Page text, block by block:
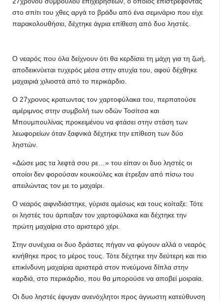
στο σπίτι του χθες αργά το βράδυ από ένα σεμινάριο που είχε
παρακολουθήσει, δέχτηκε άγρια επίθεση από δυο ληστές.
Ο νεαρός που όλα δείχνουν ότι θα κερδίσει τη μάχη για τη ζωή,
αποδεικνύεται τυχερός μέσα στην ατυχία του, αφού δέχθηκε
μαχαιριά χιλιοστά από το περικάρδιο.
Ο 27χρονος κρατωντας τον χαρτοφύλακα του, περπατούσε
αμέριμνος στην συμβολή των οδών Τοσίτσα και
Μπουμπουλίνας προκειμένου να φτάσει στην στάση των
λεωφορείων όταν ξαφνικά δέχτηκε την επίθεση των δύο
ληστών.
«Δώσε μας τα λεφτά σου ρε…» του είπαν οι δυο ληστές οι
οποίοι δεν φορούσαν κουκούλες και έτρεξαν από πίσω του
απειλώντας τον με το μαχαίρι.
Ο νεαρός αιφνιδιάστηκε, γύρισε αμέσως και τους κοίταξε: Τότε
οι ληστές του άρπαξαν τον χαρτοφύλακα και δέχτηκε την
πρώτη μαχαίρια στο αριστερό χέρι.
Στην συνέχεια οι δυο δράστες πήγαν να φύγουν αλλά ο νεαρός
κινήθηκε προς το μέρος τους. Τότε δέχτηκε την δεύτερη και πιο
επικίνδυνη μαχαίρια αριστερά στον πνεύμονα δίπλα στην
καρδιά, στο περικάρδιο, που θα μπορούσε να αποβεί μοιραία.
Οι δυο ληστές έφυγαν ανενόχλητοι προς άγνωστη κατεύθυνση